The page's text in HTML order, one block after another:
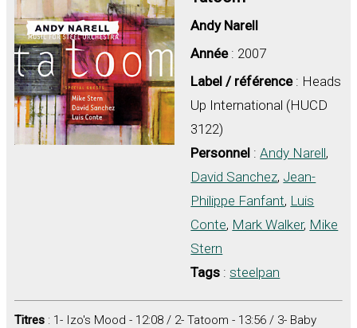
Andy Narell
Année: 2007
Label / référence: Heads
Up International (HUCD
3122)
Personnel :Andy Narell,
David Sanchez, Jean-
Philippe Fanfant, Luis
Conte, Mark Walker, Mike
Stern
Tags :steelpan
Titres : 1- Izo's Mood - 12:08 / 2- Tatoom - 13:56 / 3- Baby